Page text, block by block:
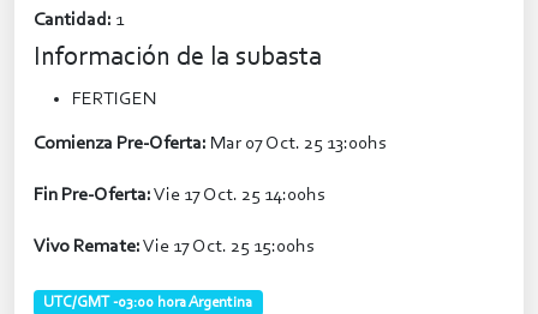
Cantidad: 1
Información de la subasta
FERTIGEN
Comienza Pre-Oferta: Mar 07 Oct. 25 13:00hs
Fin Pre-Oferta:Vie 17 Oct. 25 14:00hs
Vivo Remate:Vie 17 Oct. 25 15:00hs
UTC/GMT -03:00 hora Argentina